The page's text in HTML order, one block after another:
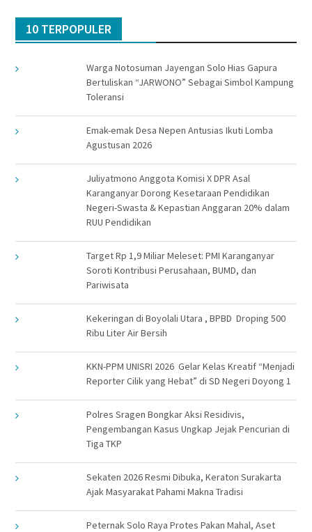
10 TERPOPULER
Warga Notosuman Jayengan Solo Hias Gapura
Bertuliskan “JARWONO” Sebagai Simbol Kampung
Toleransi
Emak-emak Desa Nepen Antusias Ikuti Lomba
Agustusan 2026
Juliyatmono Anggota Komisi X DPR Asal
Karanganyar Dorong Kesetaraan Pendidikan
Negeri-Swasta & Kepastian Anggaran 20% dalam
RUU Pendidikan
Target Rp 1,9 Miliar Meleset: PMI Karanganyar
Soroti Kontribusi Perusahaan, BUMD, dan
Pariwisata
Kekeringan di Boyolali Utara , BPBD Droping 500
Ribu Liter Air Bersih
KKN-PPM UNISRI 2026 Gelar Kelas Kreatif “Menjadi
Reporter Cilik yang Hebat” di SD Negeri Doyong 1
Polres Sragen Bongkar Aksi Residivis,
Pengembangan Kasus Ungkap Jejak Pencurian di
Tiga TKP
Sekaten 2026 Resmi Dibuka, Keraton Surakarta
Ajak Masyarakat Pahami Makna Tradisi
Peternak Solo Raya Protes Pakan Mahal, Aset